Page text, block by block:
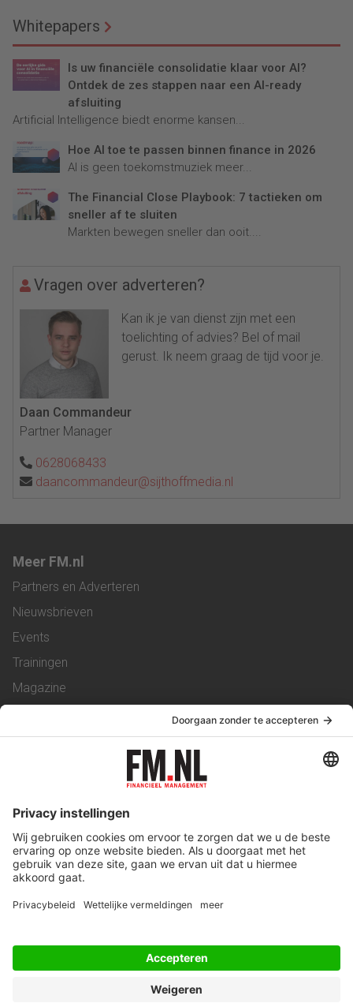
Whitepapers
Is uw financiële consolidatie klaar voor AI?
Ontdek de zes stappen naar een AI-ready
afsluiting
Artificial Intelligence biedt enorme kansen...
Hoe AI toe te passen binnen finance in 2026
AI is geen toekomstmuziek meer...
The Financial Close Playbook: 7 tactieken om
sneller af te sluiten
Markten bewegen sneller dan ooit....
Vragen over adverteren?
Kan ik je van dienst zijn met een
toelichting of advies? Bel of mail
gerust. Ik neem graag de tijd voor je.
Daan Commandeur
Partner Manager
0628068433
daancommandeur@sijthoffmedia.nl
Meer FM.nl
Partners en Adverteren
Nieuwsbrieven
Events
Trainingen
Magazine
Service & Contact
Werken bij ons
Privacy Statement
Algemene Voorwaarden